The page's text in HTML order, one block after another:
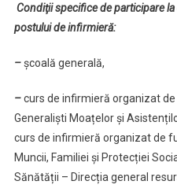
Condiţii specifice de participare
postului de infirmieră:
–școală generală,
–curs de infirmieră organizat
Generaliști Moațelor și
curs de infirmieră organizat de
Muncii, Familiei și Protecției
Sănătății – Direcția general